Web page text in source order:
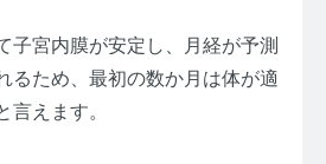
子宮内膜が安定し、月経が予測
るため、最初の数か月は体が適
言えます。